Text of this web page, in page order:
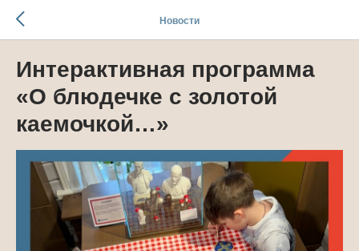
Новости
Интерактивная программа
«О блюдечке с золотой
каемочкой…»